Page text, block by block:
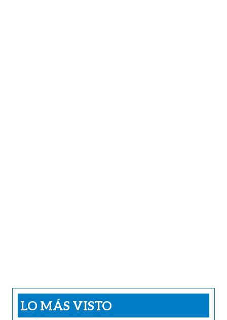
LO MÁS VISTO